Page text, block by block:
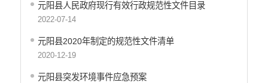
元阳县人民政府现行有效行政规范性文件目录
2022-07-14
元阳县2020年制定的规范性文件清单
2020-12-19
元阳县突发环境事件应急预案